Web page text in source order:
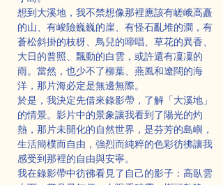
想到大溪地，我不禁想像那裡應該有嵯峨高矗
的山、有峻險巍巍的崖、有怪石亂堆的澗，有
蒼松斜掛的枝枒、鳥兒的啼唱、草花的異香、
大日的普照、飄動的白雲，或許還有凜凜的
雨。當然，也少不了柳葉、燕風和遼闊的海
洋，那片海必定是無邊無際。
於是，我決定先借來錄影帶，了解「大溪地」
的情景。影片中的景象讓我看到了陽光的灼
熱，那片未開化的自然世界，是芬芳的島嶼，
生活簡樸而自由，強烈而純粹的色彩彷彿讓我
感受到那裡的自由與安寧。
我在錄影帶中彷彿看見了自己的影子：高臥雲